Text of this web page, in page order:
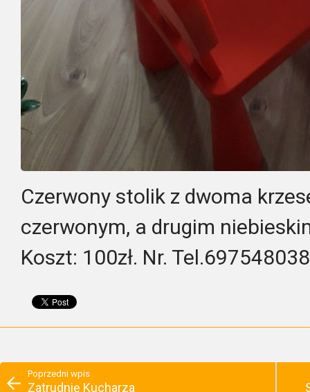
Czerwony stolik z dwoma
czerwonym, a drugim
Koszt: 100zł. Nr. Tel.697548038
Poprzedni wpis
Zatrudnię Kucharza